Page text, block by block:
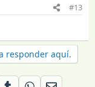
#13
responder aquí.